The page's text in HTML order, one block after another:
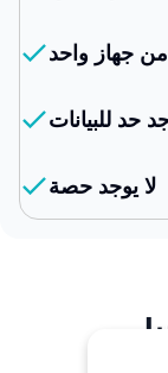
جهاز واحد
حد للبيانات
لا يوجد حصة